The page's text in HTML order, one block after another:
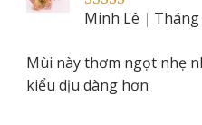
Rated 5out
Minh Lê
Tháng
Mùi này thơm ngọt nhẹ
kiểu dịu dàng hơn